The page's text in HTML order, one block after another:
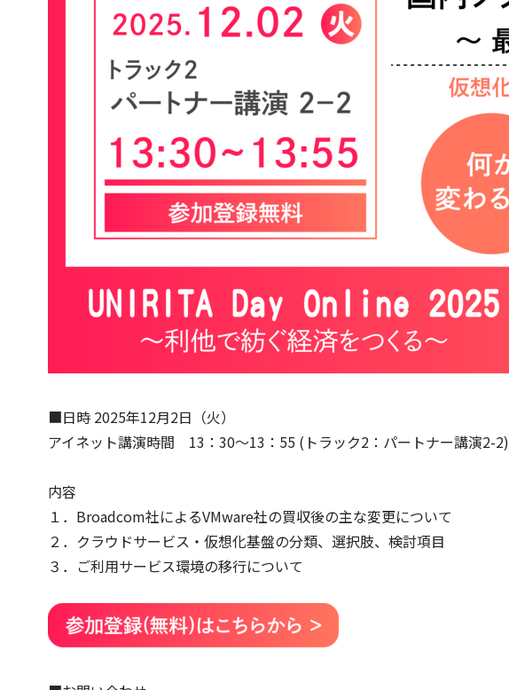
■日時 2025年12月2日（火）
アイネット講演時間 13：30～13：55 (トラック2：パートナー講演2-2)
内容
１．Broadcom社によるVMware社の買収後の主な変更について
２．クラウドサービス・仮想化基盤の分類、選択肢、検討項目
３．ご利用サービス環境の移行について